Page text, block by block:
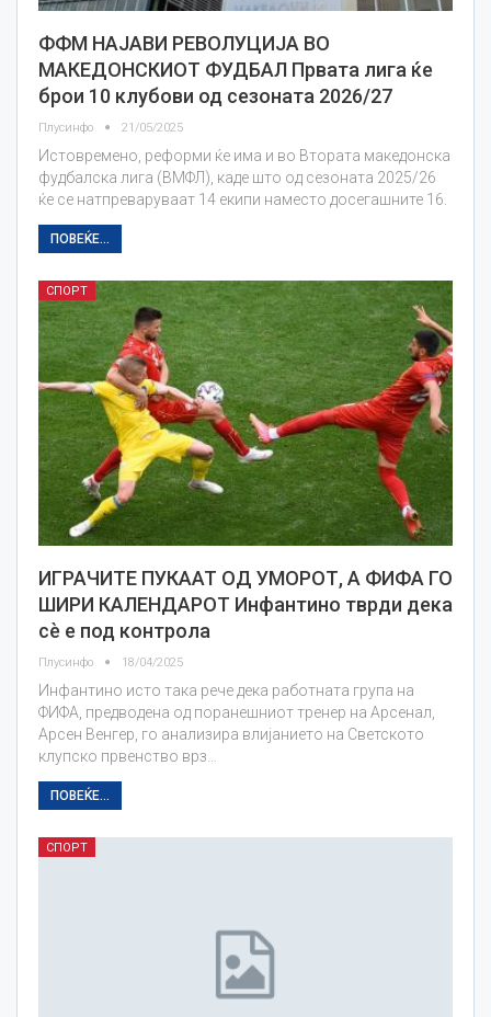
ФФМ НАЈАВИ РЕВОЛУЦИЈА ВО
МАКЕДОНСКИОТ ФУДБАЛ Првата лига ќе
брои 10 клубови од сезоната 2026/27
Плусинфо 21/05/2025
Истовремено, реформи ќе има и во Втората македонска
фудбалска лига (ВМФЛ), каде што од сезоната 2025/26
ќе се натпреваруваат 14 екипи наместо досегашните 16.
ПОВЕЌЕ...
СПОРТ
ИГРАЧИТЕ ПУКААТ ОД УМОРОТ, А ФИФА ГО
ШИРИ КАЛЕНДАРОТ Инфантино тврди дека
сè е под контрола
Плусинфо 18/04/2025
Инфантино исто така рече дека работната група на
ФИФА, предводена од поранешниот тренер на Арсенал,
Арсен Венгер, го анализира влијанието на Светското
клупско првенство врз…
ПОВЕЌЕ...
СПОРТ